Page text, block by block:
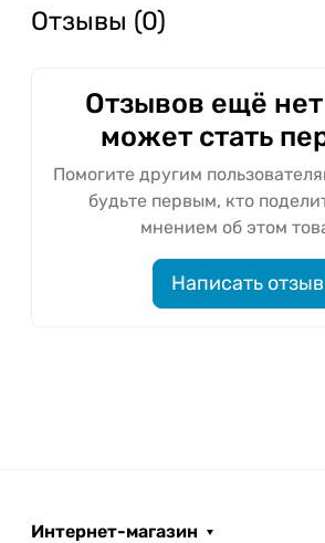
Отзывы (0)
Отзывов ещё
может стать
Помогите другим
будьте первым, кто
мнением об этом
Написать отзыв
Интернет-магазин